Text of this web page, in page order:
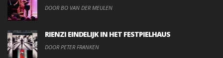
DOOR BO VAN DER MEULEN
RIENZI EINDELIJK IN HET FESTPIELHAUS
DOOR PETER FRANKEN